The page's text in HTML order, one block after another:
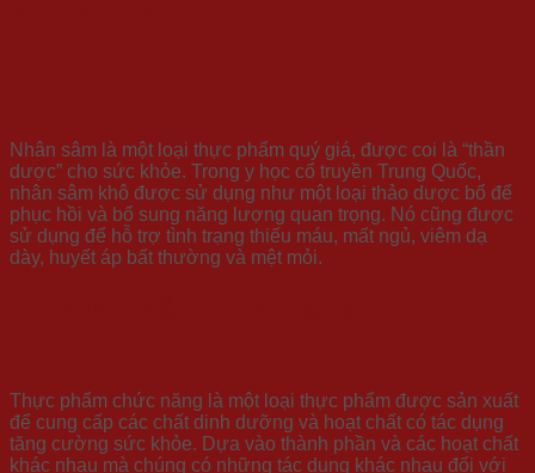
Nhân sâm là một loại thực phẩm quý giá, được coi là “thần
dược” cho sức khỏe. Trong y học cổ truyền Trung Quốc,
nhân sâm khô được sử dụng như một loại thảo dược bổ để
phục hồi và bổ sung năng lượng quan trọng. Nó cũng được
sử dụng để hỗ trợ tình trạng thiếu máu, mất ngủ, viêm dạ
dày, huyết áp bất thường và mệt mỏi.
Thực phẩm chức năng là một loại thực phẩm được sản xuất
để cung cấp các chất dinh dưỡng và hoạt chất có tác dụng
tăng cường sức khỏe. Dựa vào thành phần và các hoạt chất
khác nhau mà chúng có những tác dụng khác nhau đối với